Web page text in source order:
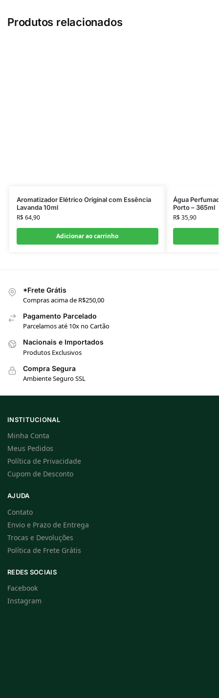
Produtos relacionados
Aromatizador Elétrico Original com Essência
Lavanda 10ml
R$64,90
Adicionar ao carrinho
Água
Porto – 365ml
R$35,90
*Frete Grátis
Compras acima de R$250,00
Pagamento Parcelado
Parcelamos até 10x no Cartão
Nacionais e Importados
Produtos Exclusivos
Compra Segura
Ambiente Seguro SSL
INSTITUCIONAL
Minha Conta
Meus Pedidos
Política de Privacidade
Cupom de Desconto
AJUDA
Contato
Envio e Prazo de Entrega
Trocas e Devoluções
Política de Frete Grátis
REDES SOCIAIS
Facebook
Instagram